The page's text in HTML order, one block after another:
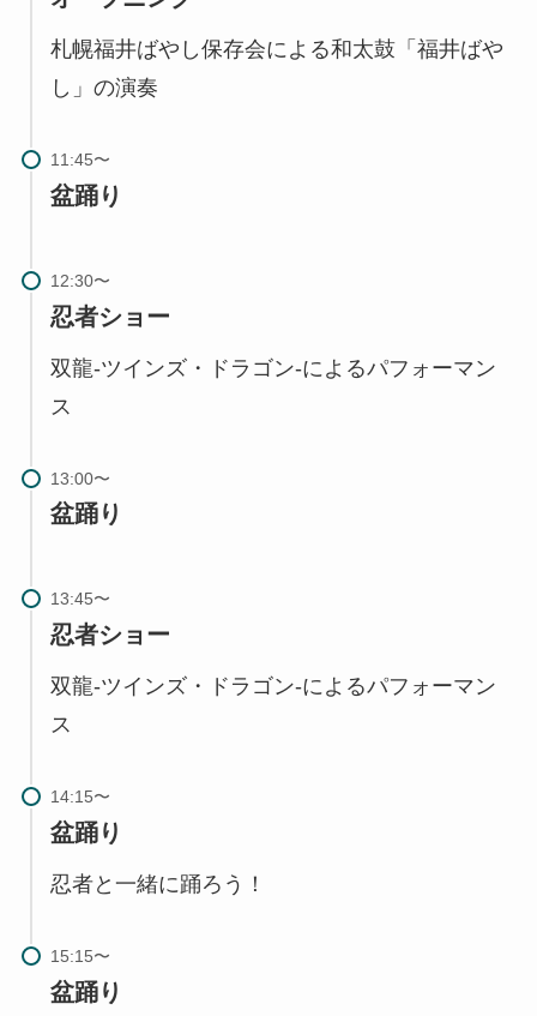
札幌福井ばやし保存会による和太鼓「福井ばや
し」の演奏
盆踊り
忍者ショー
双龍-ツインズ・ドラゴン-によるパフォーマン
ス
盆踊り
忍者ショー
双龍-ツインズ・ドラゴン-によるパフォーマン
ス
盆踊り
忍者と一緒に踊ろう！
盆踊り